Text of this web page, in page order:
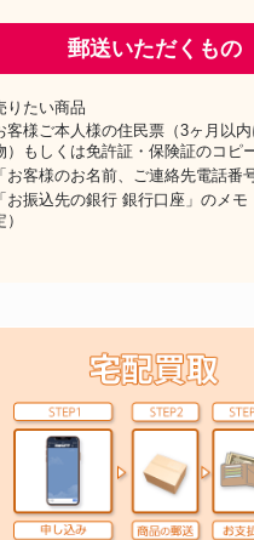
郵送いただくもの
りたい商品
客様ご本人様の住民票（3ヶ月以
）もしくは免許証・保険証のコピ
「お客様のお名前、ご連絡先電話番
「お振込先の銀行 銀行口座」のメモ
）